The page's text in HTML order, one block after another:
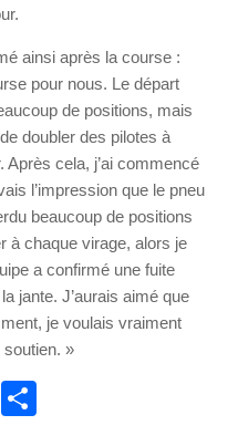
ainsi après la course :
pour nous. Le départ
de positions, mais
doubler des pilotes à
Après cela, j’ai commencé
l’impression que le pneu
beaucoup de positions
à chaque virage, alors je
a confirmé une fuite
jante. J’aurais aimé que
je voulais vraiment
»
Email